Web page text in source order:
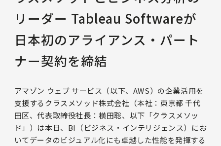
リーダー Tableau Softwareが
日本初のアライアンス・パート
ナー契約を締結
アマゾン ウェブ サービス（以下、AWS）の企業活用を
支援するクラスメソッド株式会社（本社：東京都 千代
田区、代表取締役社長：横田聡、以下「クラスメソッ
ド」）は本日、BI（ビジネス・インテリジェンス）にお
いてデータのビジュアル化にも卓越した性能を発揮する